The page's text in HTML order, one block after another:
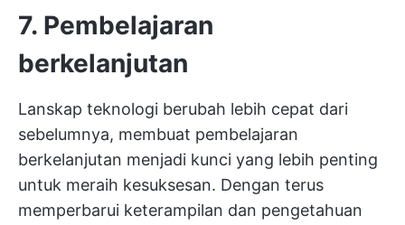
7. Pembelajaran
berkelanjutan
Lanskap teknologi berubah lebih cepat dari
sebelumnya, membuat pembelajaran
berkelanjutan menjadi kunci yang lebih penting
untuk meraih kesuksesan. Dengan terus
memperbarui keterampilan dan pengetahuan